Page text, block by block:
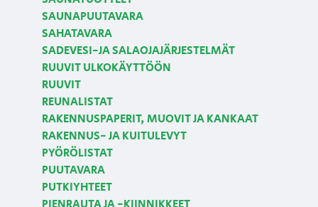
SAUNAPUUTAVARA
SAHATAVARA
SADEVESI-JA SALAOJAJÄRJESTELMÄT
RUUVIT ULKOKÄYTTÖÖN
RUUVIT
REUNALISTAT
RAKENNUSPAPERIT, MUOVIT JA KANKAAT
RAKENNUS- JA KUITULEVYT
PYÖRÖLISTAT
PUUTAVARA
PUTKIYHTEET